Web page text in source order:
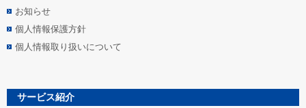
お知らせ
個人情報保護方針
個人情報取り扱いについて
サービス紹介